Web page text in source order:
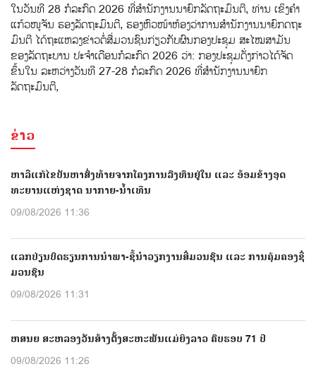
ໃນວັນທີ 28 ກໍລະກົດ 2026 ທີ່ສໍານັກງານນາຍົກລັດຖະມົນຕີ, ທ່ານ ເຂິງຄຳ
ແກ້ວໜູຈັນ ຮອງລັດຖະມົນຕີ, ຮອງຫົວໜ້າຫ້ອງວ່າການສໍານັກງານນາຍົກດຖະ
ມົນຕີ ໄດ້ຖະແຫລງຂ່າວຕໍ່ສ່ືມວນຊົນກ່ຽວກັບຜົນກອງປະຊຸມ ສະໄໝສາມັນ
ຂອງລັດຖະບານ ປະຈຳເດືອນກໍລະກົດ 2026 ວ່າ: ກອງປະຊຸມດັ່ງກ່າວໄດ້ຈັດ
ຂຶ້ນໃນ ລະຫວ່າງວັນທີ 27-28 ກໍລະກົດ 2026 ທີ່ສໍານັກງານນາຍົກ
ລັດຖະມົນຕີ,
ຂ່າວ
ຫາລືແກ້ໄຂບັນຫາສົ່ງທ້າຍຈາກໂຄງການລົງທຶນຢູ່ໃນ ແລະ ອ້ອມຂ້າງອຸດ
ທະຍານແຫ່ງຊາດ ນາກາຍ-ນໍ້າເທີນ
09/08/2026 11:36
ແລກປ່ຽນບົດຮຽນການນຳພາ-ຊີ້ນຳວຽກງານສື່ມວນຊົນ ແລະ ການຄຸ້ມຄອງຊື່
ມວນຊົນ
09/08/2026 11:31
ຫສນຍ ສະຫລອງວັນສ້າງຕັ້ງສະຫະພັນແມ່ຍິງລາວ ຄົບຮອບ 71 ປີ
09/08/2026 11:26